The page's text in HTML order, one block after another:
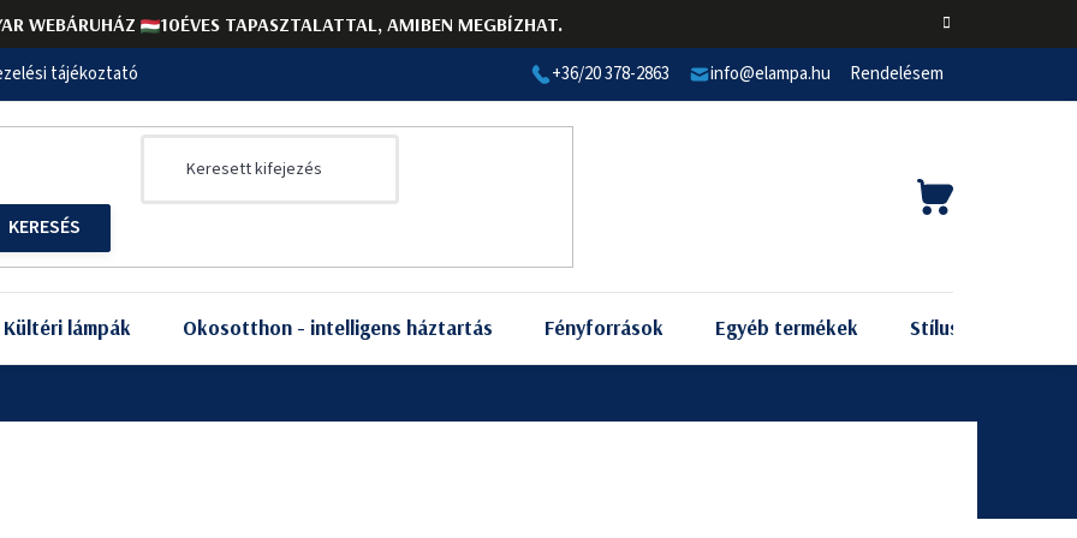
WEBÁRUHÁZ 10ÉVES TAPASZTALATTAL, AMIBEN MEGBÍZHAT.
tájékoztató +36/20 378-2863 info@elampa.hu Rendelésem
KOSÁR
Kültéri lámpák Okosotthon - intelligens háztartás Fényforrások Egyéb termékek Stílus szerint